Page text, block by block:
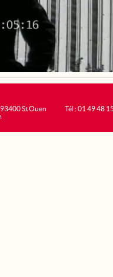
St Ouen
Tél : 01 49 48